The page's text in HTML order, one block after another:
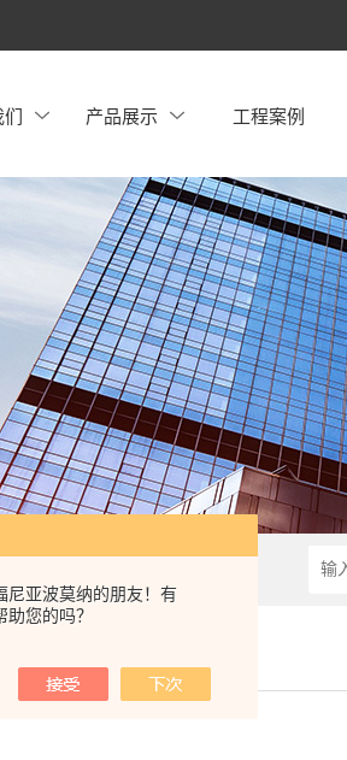
尼亚波莫纳的朋友！有
您的吗？
产品展示 工程案例